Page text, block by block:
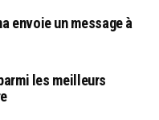
envoie un message à
les meilleurs